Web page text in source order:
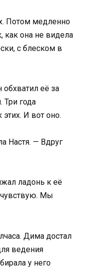
Потом медленно
как она не видела
с блеском в
её за
Три года
этих. И вот оно.
Настя. — Вдруг
ладонь к её
Мы
Дима достал
ведения
у него